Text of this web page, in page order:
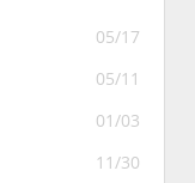
05/17
05/11
01/03
11/30